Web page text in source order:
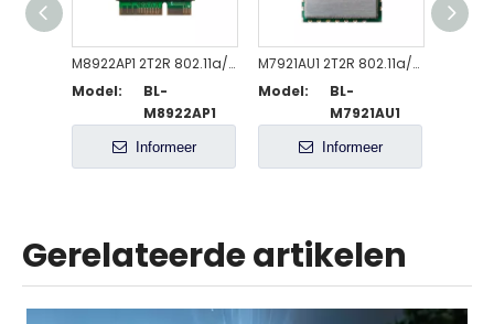
M8922AP1 2T2R 802.11a/b/g/n/ac/ax/be WiFi 7 + BT5.4-compatibele module
Model:
BL-
M8922AP1
Informeer
M7921AU1 2T2R 802.11a/b/g/n/ac/ax WiFi+B5.2-module
Model:
BL-
M7921AU1
Informeer
Gerelateerde artikelen